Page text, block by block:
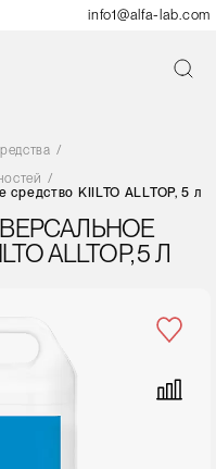
info1@alfa-lab.com
/
/
KIILTO ALLTOP, 5 л
ALLTOP, 5 Л